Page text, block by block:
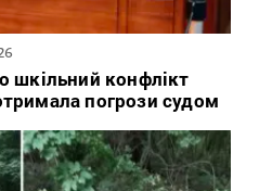
шкільний конфлікт
погрози судом